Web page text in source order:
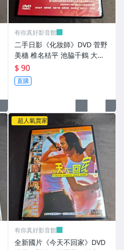
有你真好影音館
二手日影《化妝師》DVD 菅野
美穗 椎名桔平 池脇千鶴 大杉
漣 佐野史郎
$ 90
直購
超人氣賣家
有你真好影音館
全新國片《今天不回家》DVD